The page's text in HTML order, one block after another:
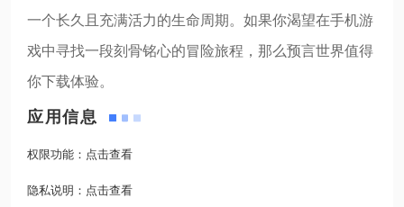
一个长久且充满活力的生命周期。如果你渴望在手机游
戏中寻找一段刻骨铭心的冒险旅程，那么预言世界值得
你下载体验。
应用信息
权限功能： 点击查看
隐私说明： 点击查看